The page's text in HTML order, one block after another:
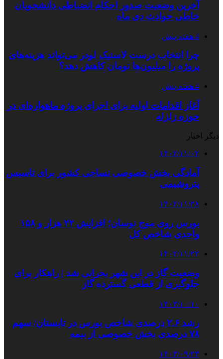
آخرین وضعیت صدور احکام انضباطی دانشجویان
خاطی حوادث دی ماه
4 هفته پیش
چرا انتخاب درست لاستیک لودر می‌تواند هزینه‌های
پروژه را میلیون‌ها تومان کاهش دهد؟
4 هفته پیش
آغاز اقدامات اولیه برای اجرای پروژه ماهواره‌ای در
حوزه زلزله
دیگر اخبار
۱۴۰۲/۱۱/۰۲
آمادگی بخش خصوصی نساجی کشور برای تاسیس
پتروشیمی
۱۴۰۲/۱۱/۲۸
بورس روی موج نوسان؛ افزایش ۲۲ هزار و ۱۵۸
واحدی شاخص کل
۱۴۰۲/۱۱/۲۲
وضعیت گاز در این شهر بحرانی شد | راهکار برای
جلوگیری از قطعی گسترده گاز
۱۴۰۳/۱۰/۱۰
رشد ۲.۶ درصدی شاخص بورس در تابستان/ سهم
۷۸ درصدی بخش خصوصی از بیمه
۱۴۰۳/۰۹/۲۳